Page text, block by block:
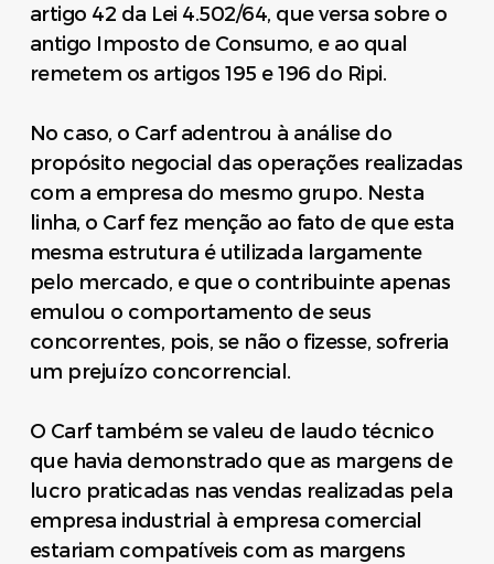
artigo 42 da Lei 4.502/64, que versa sobre o
antigo Imposto de Consumo, e ao qual
remetem os artigos 195 e 196 do Ripi.
No caso, o Carf adentrou à análise do
propósito negocial das operações realizadas
com a empresa do mesmo grupo. Nesta
linha, o Carf fez menção ao fato de que esta
mesma estrutura é utilizada largamente
pelo mercado, e que o contribuinte apenas
emulou o comportamento de seus
concorrentes, pois, se não o fizesse, sofreria
um prejuízo concorrencial.
O Carf também se valeu de laudo técnico
que havia demonstrado que as margens de
lucro praticadas nas vendas realizadas pela
empresa industrial à empresa comercial
estariam compatíveis com as margens